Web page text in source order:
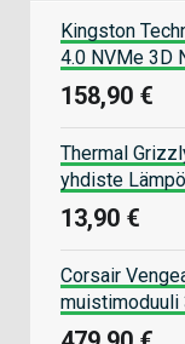
Kingston
4.0 NVMe 3D
158,90 €
Thermal
yhdiste
13,90 €
Corsair
muistimoduuli